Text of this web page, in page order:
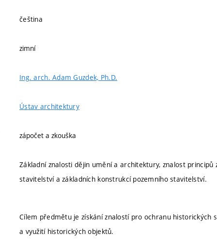
čeština
zimní
Ing. arch. Adam Guzdek, Ph.D.
Ústav architektury
zápočet a zkouška
Základní znalosti dějin umění a architektury, znalost
stavitelství a základních konstrukcí pozemního stavitelství.
Cílem předmětu je získání znalostí pro ochranu historických
a využití historických objektů.